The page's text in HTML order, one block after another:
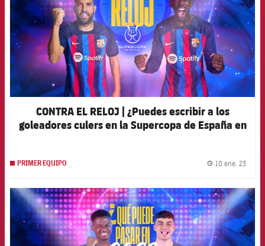
CONTRA EL RELOJ | ¿Puedes escribir a los
goleadores culers en la Supercopa de España en
PRIMER EQUIPO 10 ene. 23
FCB Barcelona badge